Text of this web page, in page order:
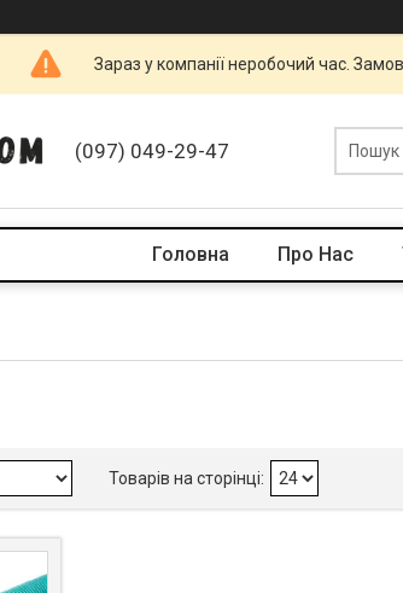
Зараз у компанії неробочий час.
(097) 049-29-47
Головна Про Нас